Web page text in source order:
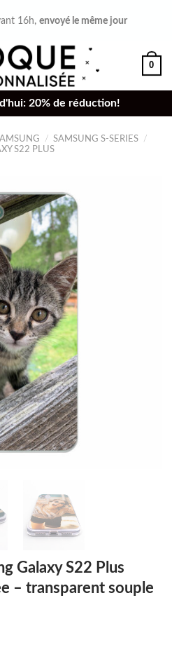
16h,envoyé le même jour
0
20% de réduction!
/ SAMSUNG S-SERIES
/
S22 PLUS
Galaxy S22 Plus
– transparent souple